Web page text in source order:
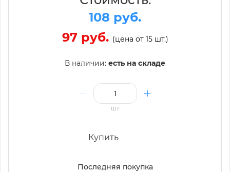
108 руб.
97 руб. (цена от 15 шт.)
В наличии: есть на складе
шт
Купить
Последняя покупка